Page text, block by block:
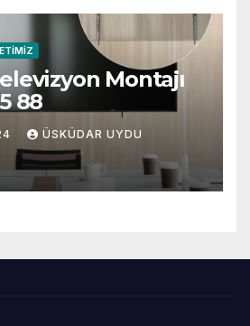
Montajı
88
ÜSKÜDAR UYDU